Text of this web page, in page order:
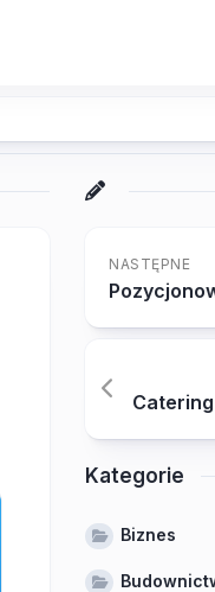
NASTĘPNE
Kategorie
Biznes